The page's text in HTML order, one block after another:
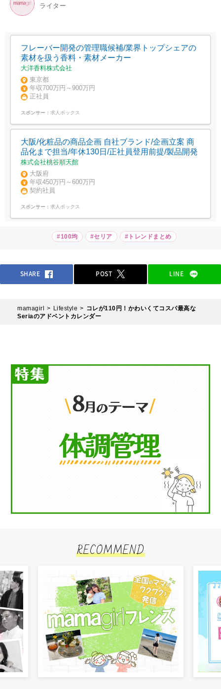
ライター
フレーバー開発の管理職候補/業界トップシェアの
素材を扱う香料・素材メーカー
大洋香料株式会社
東京都
年収700万円～900万円
正社員
スポンサー： 求人ボックス
大阪/化粧品の商品企画 自社ブランド/企画立案 商
品化まで担当/年休130日/正社員登用前提/製品開発
株式会社桃谷順天館
大阪府
年収450万円～600万円
契約社員
スポンサー： 求人ボックス
#100均 #セリア #トレンドまとめ
SHARE POST LINE
mamagirl Lifestyle
コレが110円！かわいくてコスパ最高な
Seriaのアドベントカレンダー
RECOMMEND